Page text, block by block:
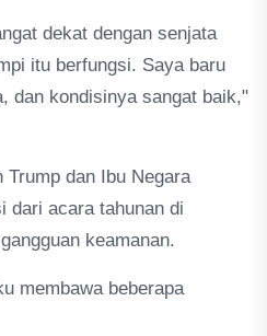
dekat dengan senjata
itu berfungsi. Saya baru
dan kondisinya sangat baik,"
dan Ibu Negara
dari acara tahunan di
keamanan.
membawa beberapa